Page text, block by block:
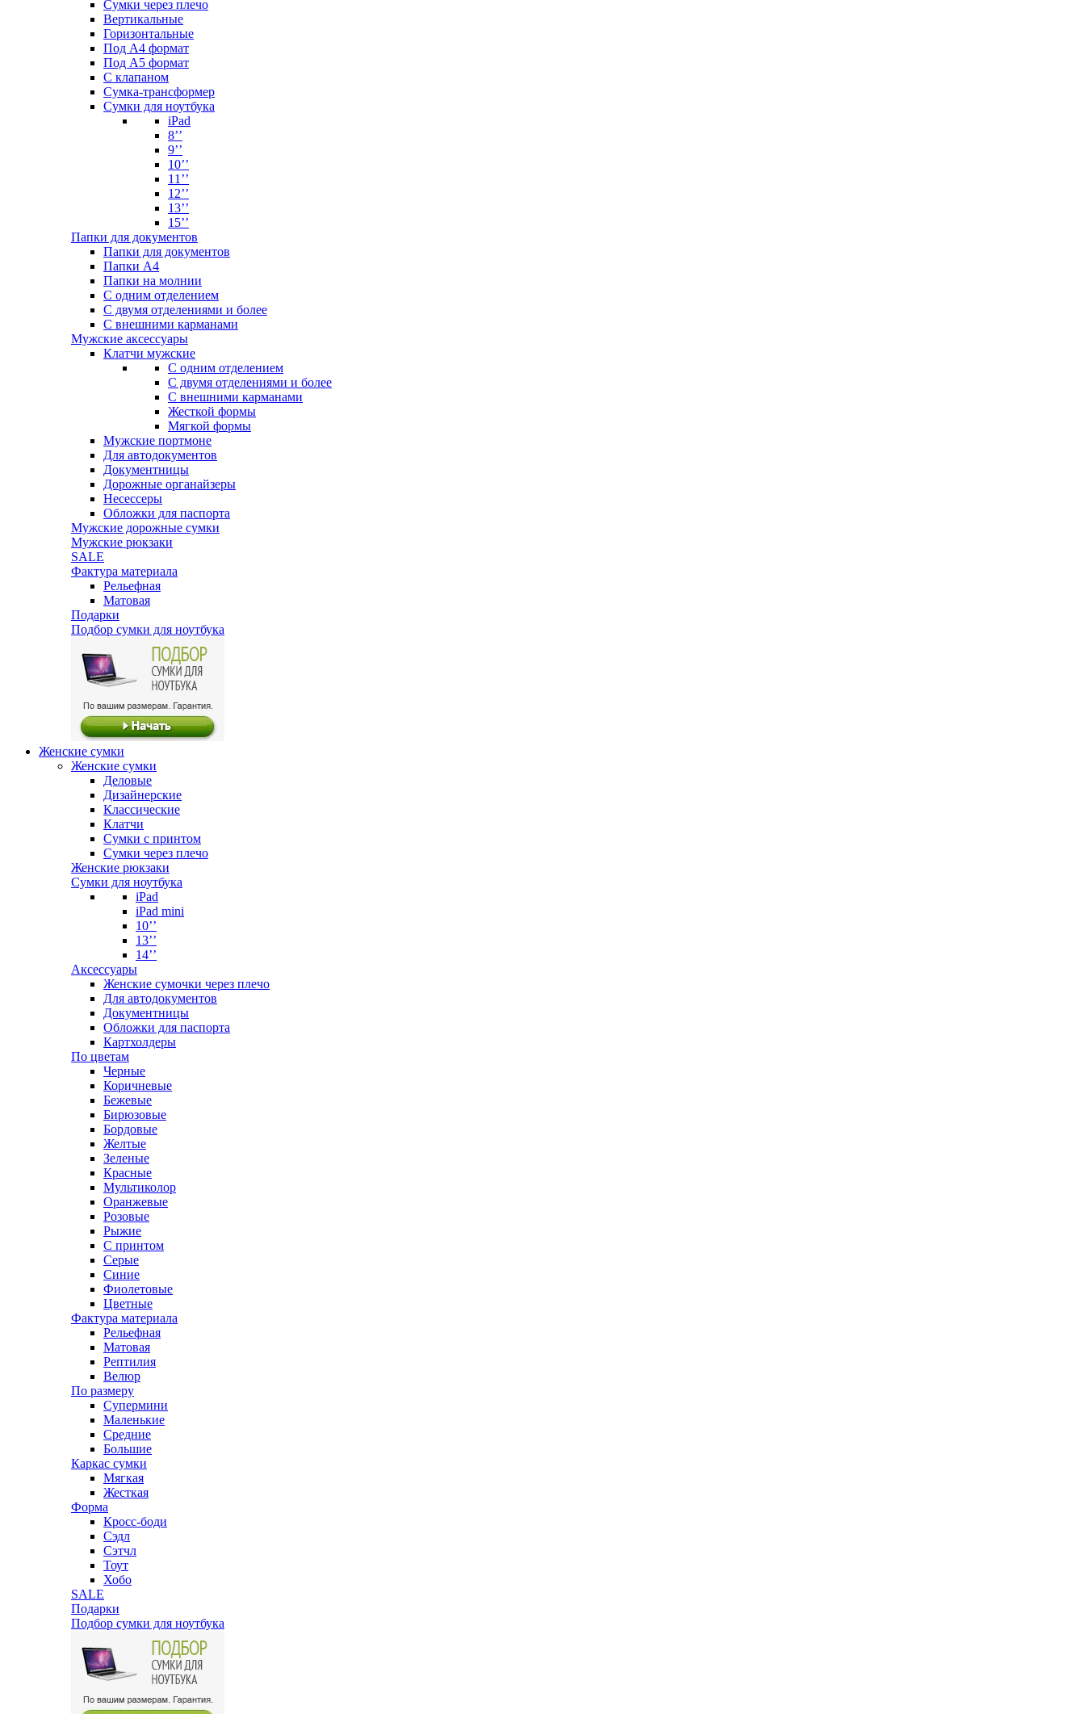
Сумки через плечо
Вертикальные
Горизонтальные
Под А4 формат
Под А5 формат
С клапаном
Сумка-трансформер
Сумки для ноутбука
iPad
8’’
9’’
10’’
11’’
12’’
13’’
15’’
Папки для документов
Папки для документов
Папки А4
Папки на молнии
С одним отделением
С двумя отделениями и более
С внешними карманами
Мужские аксессуары
Клатчи мужские
С одним отделением
С двумя отделениями и более
С внешними карманами
Жесткой формы
Мягкой формы
Мужские портмоне
Для автодокументов
Документницы
Дорожные органайзеры
Несессеры
Обложки для паспорта
Мужские дорожные сумки
Мужские рюкзаки
SALE
Фактура материала
Рельефная
Матовая
Подарки
Подбор сумки для ноутбука
Женские сумки
Женские сумки
Деловые
Дизайнерские
Классические
Клатчи
Сумки с принтом
Сумки через плечо
Женские рюкзаки
Сумки для ноутбука
iPad
iPad mini
10’’
13’’
14’’
Аксессуары
Женские сумочки через плечо
Для автодокументов
Документницы
Обложки для паспорта
Картхолдеры
По цветам
Черные
Коричневые
Бежевые
Бирюзовые
Бордовые
Желтые
Зеленые
Красные
Мультиколор
Оранжевые
Розовые
Рыжие
С принтом
Серые
Синие
Фиолетовые
Цветные
Фактура материала
Рельефная
Матовая
Рептилия
Велюр
По размеру
Супермини
Маленькие
Средние
Большие
Каркас сумки
Мягкая
Жесткая
Форма
Кросс-боди
Сэдл
Сэтчл
Тоут
Хобо
SALE
Подарки
Подбор сумки для ноутбука